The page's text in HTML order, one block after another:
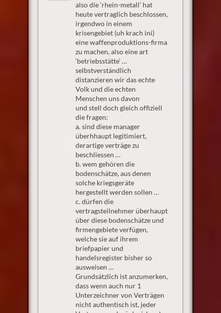
also die ‘rhein-metall’ hat
heute vertraglich beschlossen,
irgendwo in einem
krisengebiet (uh krach ini)
eine waffenproduktions-firma
zu machen, also eine art
‘betriebsstätte’ …
selbstverständlich
distanzieren wir das echte
Volk und die echten
Menschen uns davon
und stell doch gleich offiziell
die fragen:
a. sind diese manager
überhhaupt legitimiert,
derartige verträge zu
beschliessen …
b. wem gehören die
bodenschätze, aus denen
solche kriegsgeräte
hergestellt werden sollen …
c. dürfen die
vertragsteilnehmer überhaupt
über diese bodenschätze und
firmengebiete verfügen,
welche sie auf ihrem
briefpapier und
handelsregister bisher so
ausweisen …
Grundsätzlich ist anzumerken,
dass wenn auch nur 1
Unterzeichner von Verträgen
nicht authentisch ist, jeder